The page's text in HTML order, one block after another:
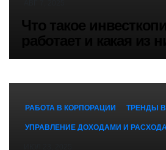
Что такое
РАБОТА В КОРПОРАЦИИ ТРЕНДЫ
УПРАВЛЕНИЕ ДОХОДАМИ И